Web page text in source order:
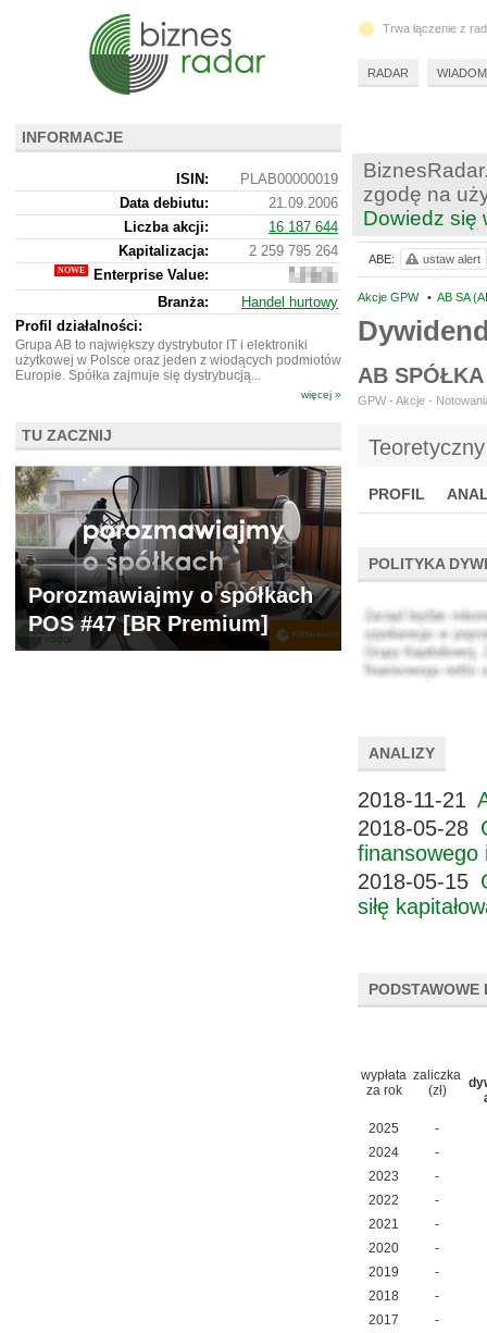
zgodę na
Dowiedz się
Akcje GPW • AB SA
AB
GPW - Akcje -
PROFIL
POLITYKA
ANALIZY
2018-11-21
2018-05-28
finansowego
2018-05-15
siłę
PODSTAWOWE
wypłata
za rok
zaliczka
(zł)
2025
-
2024
-
2023
-
2022
-
2021
-
2020
-
2019
-
2018
-
2017
-
ABE: ustaw alert
INFORMACJE
ISIN:
PLAB00000019
Data debiutu:
21.09.2006
Liczba akcji:
16 187 644
Kapitalizacja:
2 259 795 264
Enterprise Value:
2
580
783
Branża:
Handel hurtowy
Profil działalności:
Grupa AB to największy dystrybutor IT i elektroniki
użytkowej w Polsce oraz jeden z wiodących podmiotów
Europie. Spółka zajmuje się dystrybucją...
więcej »
TU ZACZNIJ
Porozmawiajmy o spółkach
POS #47 [BR Premium]
Trwa łączenie z
RADAR